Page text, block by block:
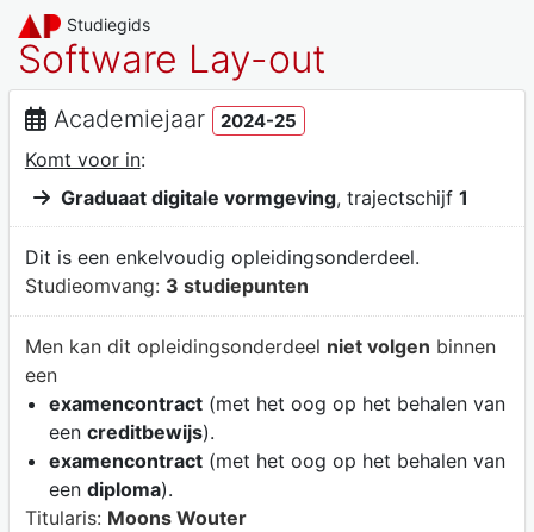
Studiegids
Software Lay-out
Academiejaar 2024-25
Komt voor in:
Graduaat digitale vormgeving, trajectschijf 1
Dit is een enkelvoudig opleidingsonderdeel.
Studieomvang: 3 studiepunten
Men kan dit opleidingsonderdeel niet volgen binnen
een
examencontract(met het oog op het behalen van
een creditbewijs).
examencontract(met het oog op het behalen van
een diploma).
Titularis: Moons Wouter